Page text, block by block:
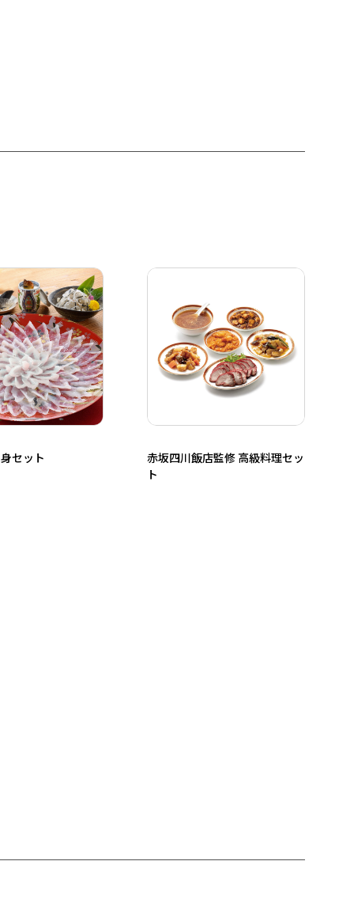
セット
赤坂四川飯店監修 高級料理セッ
ト